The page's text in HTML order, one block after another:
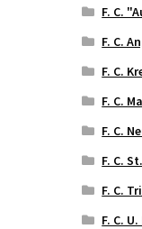
F. C.
F. C.
F. C.
F. C.
F. C.
F. C.
F. C.
F. C.